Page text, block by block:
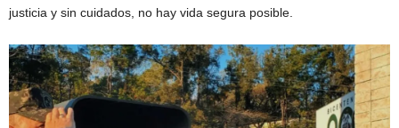
justicia y sin cuidados, no hay vida segura posible.